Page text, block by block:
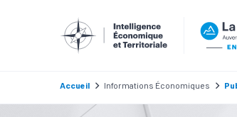
Accueil Informations Économiques